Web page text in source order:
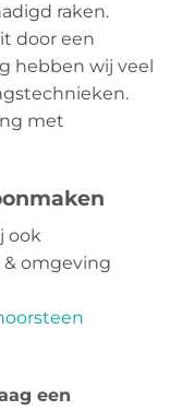
raken.
door een
hebben wij veel
met
ook
omgeving
een